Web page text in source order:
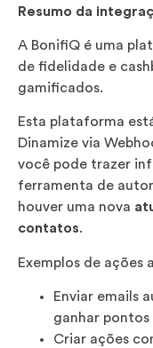
Resumo da
A BonifiQ é uma
de fidelidade e
gamificados.
Esta plataforma
Dinamize via
você pode trazer
ferramenta de
houver uma nova
contatos.
Exemplos de ações
Enviar emails
ganhar
Criar ações